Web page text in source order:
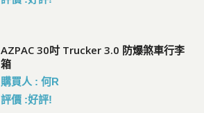
AZPAC 30吋 Trucker 3.0 防爆煞車行李
箱
購買人 : 何R
評價 :好評!